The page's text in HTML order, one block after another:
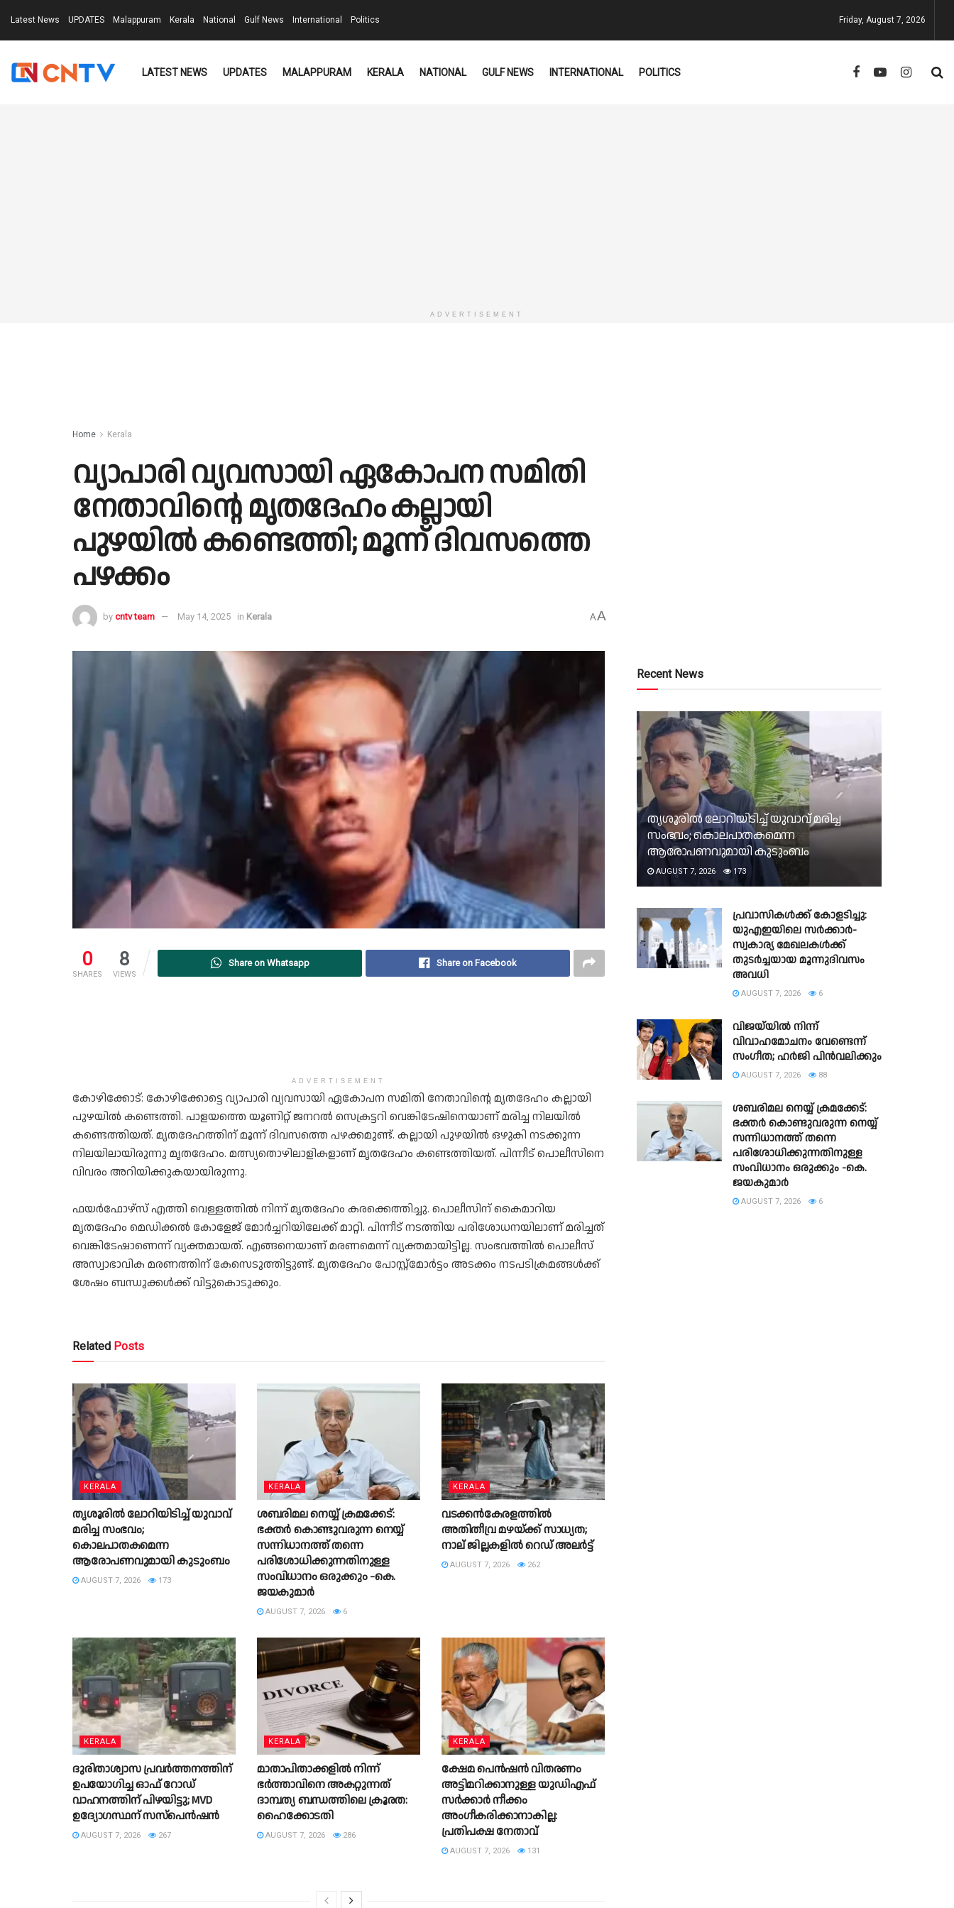
Latest News UPDATES Malappuram Kerala National Gulf News International Politics Friday, August 7, 2026
LATEST NEWS UPDATES MALAPPURAM KERALA NATIONAL GULF NEWS INTERNATIONAL POLITICS
ADVERTISEMENT
Home Kerala
വ്യാപാരി വ്യവസായി ഏകോപന സമിതി
നേതാവിൻ്റെ മൃതദേഹം കല്ലായി
പുഴയിൽ കണ്ടെത്തി; മൂന്ന് ദിവസത്തെ
പഴക്കം
by cntv team May 14, 2025 in Kerala AA
0
SHARES
8
VIEWS
Share on Whatsapp Share on Facebook
ADVERTISEMENT
കോഴിക്കോട്: കോഴിക്കോട്ടെ വ്യാപാരി വ്യവസായി ഏകോപന സമിതി നേതാവിൻ്റെ മൃതദേഹം കല്ലായി
പുഴയിൽ കണ്ടെത്തി. പാളയത്തെ യൂണിറ്റ് ജനറൽ സെക്രട്ടറി വെങ്കിടേഷിനെയാണ് മരിച്ച നിലയിൽ
കണ്ടെത്തിയത്. മൃതദേഹത്തിന് മൂന്ന് ദിവസത്തെ പഴക്കമുണ്ട്. കല്ലായി പുഴയിൽ ഒഴുകി നടക്കുന്ന
നിലയിലായിരുന്നു മൃതദേഹം. മത്സ്യതൊഴിലാളികളാണ് മൃതദേഹം കണ്ടെത്തിയത്. പിന്നീട് പൊലീസിനെ
വിവരം അറിയിക്കുകയായിരുന്നു.
ഫയർഫോഴ്സ് എത്തി വെള്ളത്തിൽ നിന്ന് മൃതദേഹം കരക്കെത്തിച്ചു. പൊലീസിന് കൈമാറിയ
മൃതദേഹം മെഡിക്കൽ കോളേജ് മോർച്ചറിയിലേക്ക് മാറ്റി. പിന്നീട് നടത്തിയ പരിശോധനയിലാണ് മരിച്ചത്
വെങ്കിടേഷാണെന്ന് വ്യക്തമായത്. എങ്ങനെയാണ് മരണമെന്ന് വ്യക്തമായിട്ടില്ല. സംഭവത്തിൽ പൊലീസ്
അസ്വാഭാവിക മരണത്തിന് കേസെടുത്തിട്ടുണ്ട്. മൃതദേഹം പോസ്റ്റ്‌മോർട്ടം അടക്കം നടപടിക്രമങ്ങൾക്ക്
ശേഷം ബന്ധുക്കൾക്ക് വിട്ടുകൊടുക്കും.
Related Posts
KERALA
തൃശൂരിൽ ലോറിയിടിച്ച് യുവാവ്
മരിച്ച സംഭവം;
കൊലപാതകമെന്ന
ആരോപണവുമായി കുടുംബം
AUGUST 7, 2026 173
KERALA
ശബരിമല നെയ്യ് ക്രമക്കേട്:
ഭക്തർ കൊണ്ടുവരുന്ന നെയ്യ്
സന്നിധാനത്ത് തന്നെ
പരിശോധിക്കുന്നതിനുള്ള
സംവിധാനം ഒരുക്കും -കെ.
ജയകുമാർ
AUGUST 7, 2026 6
KERALA
വടക്കൻകേരളത്തിൽ
അതിതീവ്ര മഴയ്ക്ക് സാധ്യത;
നാല് ജില്ലകളിൽ റെഡ് അലർട്ട്
AUGUST 7, 2026 262
KERALA
ദുരിതാശ്വാസ പ്രവർത്തനത്തിന്
ഉപയോഗിച്ച ഓഫ് റോഡ്
വാഹനത്തിന് പിഴയിട്ടു; MVD
ഉദ്യോഗസ്ഥന് സസ്പെൻഷൻ
AUGUST 7, 2026 267
KERALA
മാതാപിതാക്കളില്‍ നിന്ന്
ഭര്‍ത്താവിനെ അകറ്റുന്നത്
ദാമ്പത്യ ബന്ധത്തിലെ ക്രൂരത:
ഹൈക്കോടതി
AUGUST 7, 2026 286
KERALA
ക്ഷേമ പെന്‍ഷന്‍ വിതരണം
അട്ടിമറിക്കാനുള്ള യുഡിഎഫ്
സര്‍ക്കാര്‍ നീക്കം
അംഗീകരിക്കാനാകില്ല:
പ്രതിപക്ഷ നേതാവ്
AUGUST 7, 2026 131
Recent News
തൃശൂരിൽ ലോറിയിടിച്ച് യുവാവ് മരിച്ച
സംഭവം; കൊലപാതകമെന്ന
ആരോപണവുമായി കുടുംബം
AUGUST 7, 2026 173
പ്രവാസികൾക്ക് കോളടിച്ചു:
യുഎഇയിലെ സർക്കാർ-
സ്വകാര്യ മേഖലകൾക്ക്
തുടർച്ചയായ മൂന്നുദിവസം
അവധി
AUGUST 7, 2026 6
വിജയ്‌യിൽ നിന്ന്
വിവാഹമോചനം വേണ്ടെന്ന്
സംഗീത; ഹർജി പിൻവലിക്കും
AUGUST 7, 2026 88
ശബരിമല നെയ്യ് ക്രമക്കേട്:
ഭക്തർ കൊണ്ടുവരുന്ന നെയ്യ്
സന്നിധാനത്ത് തന്നെ
പരിശോധിക്കുന്നതിനുള്ള
സംവിധാനം ഒരുക്കും -കെ.
ജയകുമാർ
AUGUST 7, 2026 6